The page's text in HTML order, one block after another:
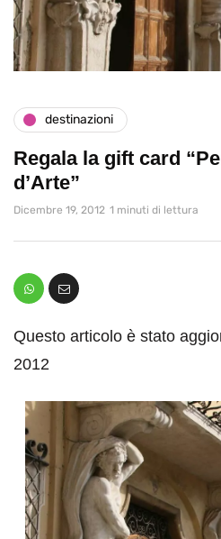
destinazioni
Regala la gift card
d’Arte”
Dicembre 19, 2012 1 minuti di lettura
Questo articolo è stato
2012